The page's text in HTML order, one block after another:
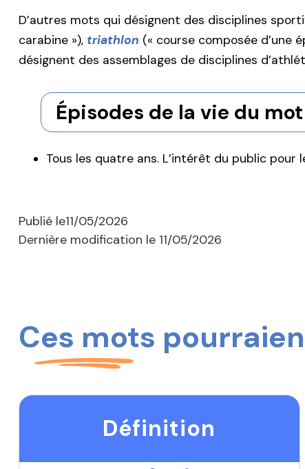
D’autres mots qui désignent des disciplines
carabine »), triathlon (« course composée d’une
désignent des assemblages de disciplines
Épisodes de la vie du mot
Tous les quatre ans. L’intérêt du public
Publié le11/05/2026
Dernière modification le 11/05/2026
Ces mots
Définition